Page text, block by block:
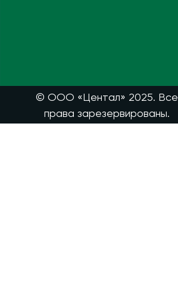
© ООО «Центал» 2025. Все
права зарезервированы.